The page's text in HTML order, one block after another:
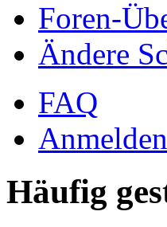
Foren-
Ändere
FAQ
Anmelden
Häufig